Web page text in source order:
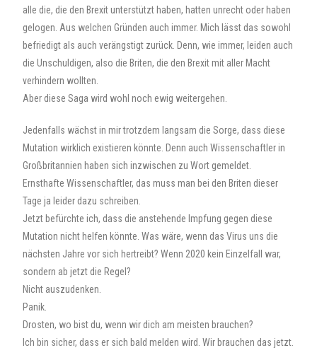
alle die, die den Brexit unterstützt haben, hatten unrecht oder haben
gelogen. Aus welchen Gründen auch immer. Mich lässt das sowohl
befriedigt als auch verängstigt zurück. Denn, wie immer, leiden auch
die Unschuldigen, also die Briten, die den Brexit mit aller Macht
verhindern wollten.
Aber diese Saga wird wohl noch ewig weitergehen.
Jedenfalls wächst in mir trotzdem langsam die Sorge, dass diese
Mutation wirklich existieren könnte. Denn auch Wissenschaftler in
Großbritannien haben sich inzwischen zu Wort gemeldet.
Ernsthafte Wissenschaftler, das muss man bei den Briten dieser
Tage ja leider dazu schreiben.
Jetzt befürchte ich, dass die anstehende Impfung gegen diese
Mutation nicht helfen könnte. Was wäre, wenn das Virus uns die
nächsten Jahre vor sich hertreibt? Wenn 2020 kein Einzelfall war,
sondern ab jetzt die Regel?
Nicht auszudenken.
Panik.
Drosten, wo bist du, wenn wir dich am meisten brauchen?
Ich bin sicher, dass er sich bald melden wird. Wir brauchen das jetzt.